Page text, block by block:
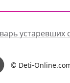
устаревших
© Deti-